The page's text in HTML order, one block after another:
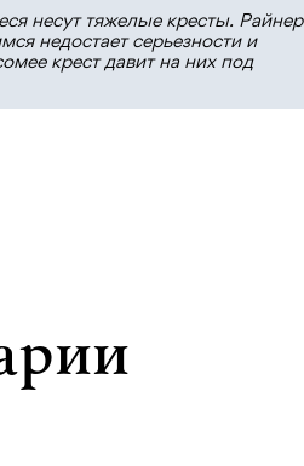
несут тяжелые кресты. Райнер
недостает серьезности и
крест давит на них под